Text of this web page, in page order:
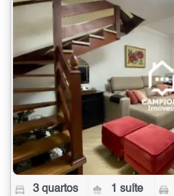
3 quartos 1 suíte